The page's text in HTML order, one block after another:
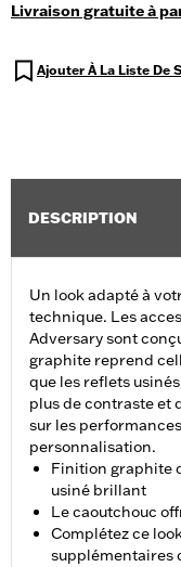
Livraison gratuite à
Ajouter À La Liste De
DESCRIPTION
Un look adapté à
technique. Les
Adversary sont
graphite reprend
que les reflets
plus de contraste et
sur les
personnalisation.
Finition graphite
usiné brillant
Le caoutchouc
Complétez ce
supplémentaires